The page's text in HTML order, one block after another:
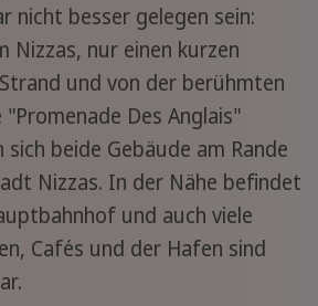
nicht besser gelegen sein:
Nizzas, nur einen kurzen
und von der berühmten
Des Anglais"
beide Gebäude am Rande
Nizzas. In der Nähe befindet
und auch viele
Cafés und der Hafen sind